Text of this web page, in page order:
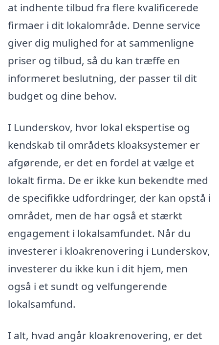
at indhente tilbud fra flere kvalificerede
firmaer i dit lokalområde. Denne service
giver dig mulighed for at sammenligne
priser og tilbud, så du kan træffe en
informeret beslutning, der passer til dit
budget og dine behov.
I Lunderskov, hvor lokal ekspertise og
kendskab til områdets kloaksystemer er
afgørende, er det en fordel at vælge et
lokalt firma. De er ikke kun bekendte med
de specifikke udfordringer, der kan opstå i
området, men de har også et stærkt
engagement i lokalsamfundet. Når du
investerer i kloakrenovering i Lunderskov,
investerer du ikke kun i dit hjem, men
også i et sundt og velfungerende
lokalsamfund.
I alt, hvad angår kloakrenovering, er det